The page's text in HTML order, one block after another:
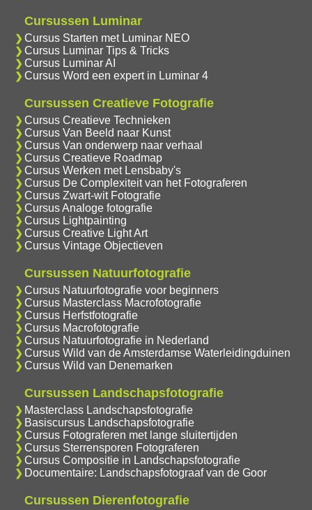
Cursussen Luminar
Cursus Starten met Luminar NEO
Cursus Luminar Tips & Tricks
Cursus Luminar AI
Cursus Word een expert in Luminar 4
Cursussen Creatieve Fotografie
Cursus Creatieve Technieken
Cursus Van Beeld naar Kunst
Cursus Van onderwerp naar verhaal
Cursus Creatieve Roadmap
Cursus Werken met Lensbaby's
Cursus De Complexiteit van het Fotograferen
Cursus Zwart-wit Fotografie
Cursus Analoge fotografie
Cursus Lightpainting
Cursus Creative Light Art
Cursus Vintage Objectieven
Cursussen Natuurfotografie
Cursus Natuurfotografie voor beginners
Cursus Masterclass Macrofotografie
Cursus Herfstfotografie
Cursus Macrofotografie
Cursus Natuurfotografie in Nederland
Cursus Wild van de Amsterdamse Waterleidingduinen
Cursus Wild van Denemarken
Cursussen Landschapsfotografie
Masterclass Landschapsfotografie
Basiscursus Landschapsfotografie
Cursus Fotograferen met lange sluitertijden
Cursus Sterrensporen Fotograferen
Cursus Compositie in Landschapsfotografie
Documentaire: Landschapsfotograaf van de Goor
Cursussen Dierenfotografie